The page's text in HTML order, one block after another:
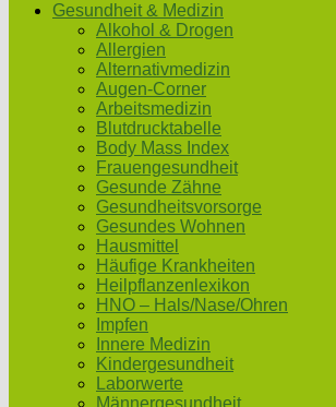
Gesundheit & Medizin
Alkohol & Drogen
Allergien
Alternativmedizin
Augen-Corner
Arbeitsmedizin
Blutdrucktabelle
Body Mass Index
Frauengesundheit
Gesunde Zähne
Gesundheitsvorsorge
Gesundes Wohnen
Hausmittel
Häufige Krankheiten
Heilpflanzenlexikon
HNO – Hals/Nase/Ohren
Impfen
Innere Medizin
Kindergesundheit
Laborwerte
Männergesundheit